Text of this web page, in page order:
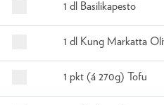
1 dl Basilikapesto
1 dl Kung Markatta
1 pkt (á 270g) Tofu